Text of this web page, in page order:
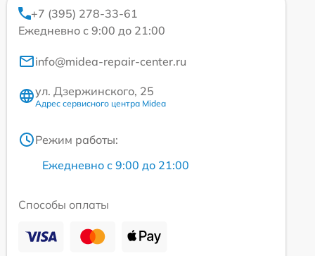
+7 (395) 278-33-61
Ежедневно с 9:00 до 21:00
info@midea-repair-center.ru
ул. Дзержинского, 25
Адрес сервисного центра Midea
Режим работы:
Ежедневно с 9:00 до 21:00
Способы оплаты